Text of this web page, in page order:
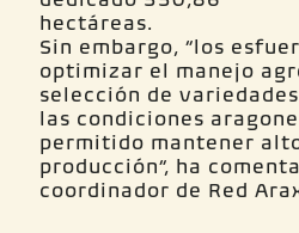
Sin embargo, “los
optimizar el manejo
selección de
las condiciones
permitido mantener
producción”, ha
coordinador de Red